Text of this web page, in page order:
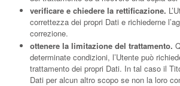
verificare e chiedere la rettificazione.
correttezza dei propri Dati e richiederne
correzione.
ottenere la limitazione del trattamento.
determinate condizioni, l’Utente può
trattamento dei propri Dati. In tal caso il
Dati per alcun altro scopo se non la loro